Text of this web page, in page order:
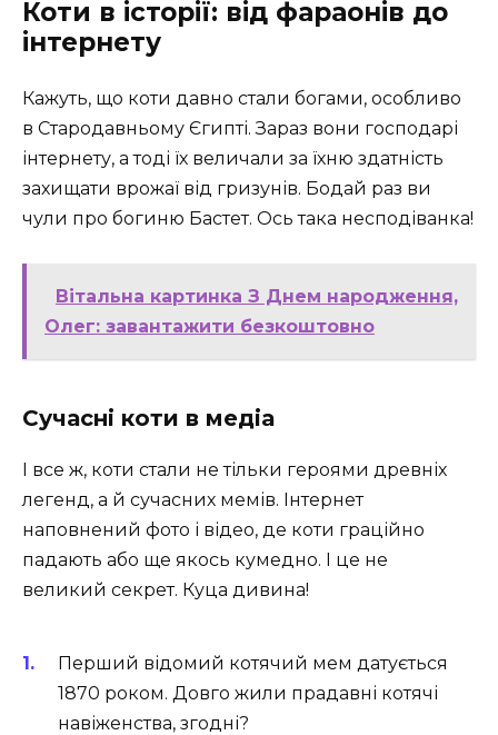
Коти в історії: від фараонів до
інтернету
Кажуть, що коти давно стали богами, особливо
в Стародавньому Єгипті. Зараз вони господарі
інтернету, а тоді їх величали за їхню здатність
захищати врожаї від гризунів. Бодай раз ви
чули про богиню Бастет. Ось така несподіванка!
Вітальна картинка З Днем народження,
Олег: завантажити безкоштовно
Сучасні коти в медіа
І все ж, коти стали не тільки героями древніх
легенд, а й сучасних мемів. Інтернет
наповнений фото і відео, де коти граційно
падають або ще якось кумедно. І це не
великий секрет. Куца дивина!
Перший відомий котячий мем датується
1870 роком. Довго жили прадавні котячі
навіженства, згодні?